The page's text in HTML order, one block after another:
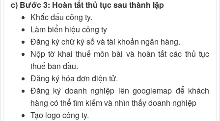
c) Bước 3: Hoàn tất thủ tục sau thành lập
Khắc dấu công ty.
Làm biển hiệu công ty
Đăng ký chữ ký số và tài khoản ngân hàng.
Nộp tờ khai thuế môn bài và hoàn tất các thủ tục
thuế ban đầu.
Đăng ký hóa đơn điện tử.
Đăng ký doanh nghiệp lên googlemap để khách
hàng có thể tìm kiếm và nhìn thấy doanh nghiệp
Tạo logo công ty.